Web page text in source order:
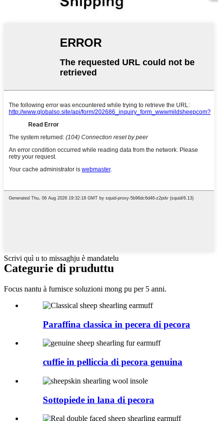
Scrivi quì u to missaghju è mandatelu
Categurie di pruduttu
Focus nantu à furnisce soluzioni mong pu per 5 anni.
Paraffina classica in pecera di pecora
cuffie in pelliccia di pecora genuina
Sottopiede in lana di pecora